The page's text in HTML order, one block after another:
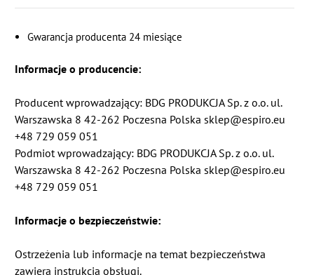
Gwarancja producenta 24 miesiące
Informacje o producencie:
Producent wprowadzający: BDG PRODUKCJA Sp. z o.o. ul.
Warszawska 8 42-262 Poczesna Polska sklep@espiro.eu
+48 729 059 051
Podmiot wprowadzający: BDG PRODUKCJA Sp. z o.o. ul.
Warszawska 8 42-262 Poczesna Polska sklep@espiro.eu
+48 729 059 051
Informacje o bezpieczeństwie:
Ostrzeżenia lub informacje na temat bezpieczeństwa
zawiera instrukcja obsługi.